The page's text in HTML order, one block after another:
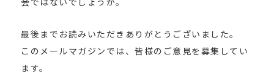
最後までお読みいただきありがとうございました。
このメールマガジンでは、皆様のご意見を募集してい
ます。